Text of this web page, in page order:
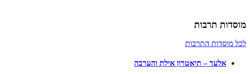
מוסדות תרבות
לכל מוסדות התרבות
אלעד – תיאטרון אילת והערבה